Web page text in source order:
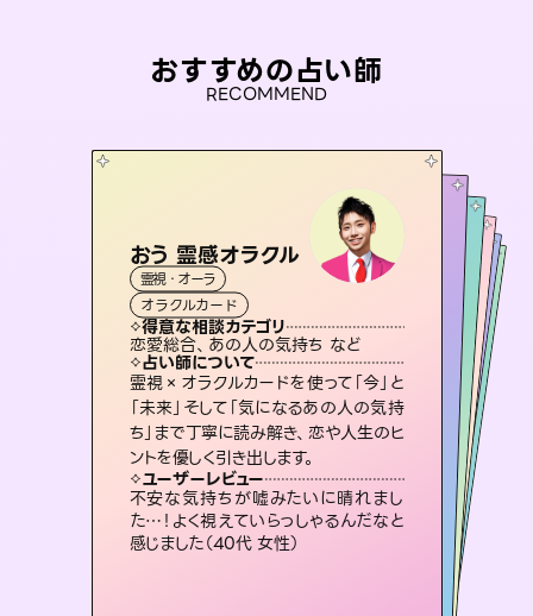
おすすめの占い師
RECOMMEND
おう 霊感オラクル
霊視・オーラ
オラクルカード
得意な相談カテゴリ
恋愛総合、あの人の気持ち など
占い師について
霊視×オラクルカードを使って「今」と
「未来」そして「気になるあの人の気持
ち」まで丁寧に読み解き、恋や人生のヒ
ントを優しく引き出します。
ユーザーレビュー
不安な気持ちが嘘みたいに晴れまし
た…！よく視えていらっしゃるんだなと
感じました（40代 女性）
アイリス -iris-
西洋占星術
ルーン
得意な相談カテゴリ
恋愛総合、片想い、二人の未来 など
占い師について
復縁、恋愛、不倫の行方、同性愛や片
思い、仕事関係や借金問題まで知りた
いことや心の負担になっていることを
紐解き、背中をそっと押して導きます。
ユーザーレビュー
安心感のあり、言い切ってくれる所や濁
さない鑑定のおかげで、毎回自分の気
持ちを整えられます（30代 男性）
彗望
霊視・オーラ
スピリチュアル・リーディング
得意な相談カテゴリ
片想い、あの人の気持ち、復縁 など
占い師について
3,700年以上の歴史を持つ東洋最古の
占術「易占」で詳細まで占い、幸せへ向
かう道筋を示します。厳しい結果にも具
体的な対策をお伝えします。
ユーザーレビュー
複雑な背景もしっかり聞いて鑑定して
いただけました。気持ちが楽になりまし
た（50代 女性）
とうげんみう
霊視・オーラ
スピリチュアル・リーディング
得意な相談カテゴリ
片想い、あの人の気持ち、復縁 など
占い師について
恋愛のお悩みの中でも特に「曖昧な関係」の相談を得意としており、友達以上恋人未満なお相手との今後や本音を丁寧に読み解き恋愛成就へと導きます。
ユーザーレビュー
鑑定していただいてアドバイス通りに行
動すると仲が復活してきました。ありが
とうございました（40代 女性）
未来視師＊花
スピリチュアル・リーディング
得意な相談カテゴリ
出逢い、片想い、復縁 など
占い師について
未来には何パターンもの選択肢があり
ます。不安で視えにくくなっているあな
たの素敵な未来を見つけ、その未来を
選択できるようアドバイスします。
ユーザーレビュー
職場の人の性質や人間関係、本心など
本当によく視えていてびっくり。対策が
打てて前向きになれます（40代）
霊視・オーラ タロット
スピリチュアル・リーディング
得意な相談カテゴリ
片想い、二人の未来、年の差 など
占い師について
連絡再開、復縁、成就などの報告実績
多数。セラピストとして2万超の施術経
験があるからこそできる鑑定で、より良
い未来をサポートします。
ユーザーレビュー
とても心温まる鑑定でした。しかもこち
らは何も言っていないのに視えていらっ
しゃるんだなと驚きです（30代女性）